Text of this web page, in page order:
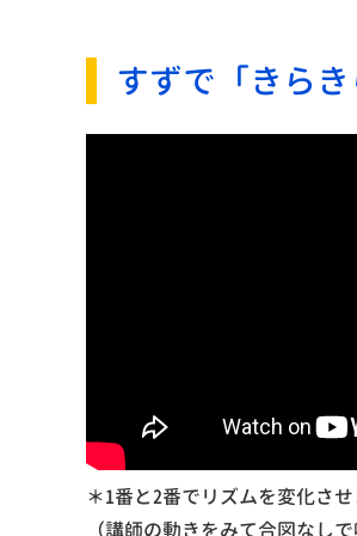
すずで「きら
＊1番と2番でリズムを変化させ
（講師の動きをみて合図なしで